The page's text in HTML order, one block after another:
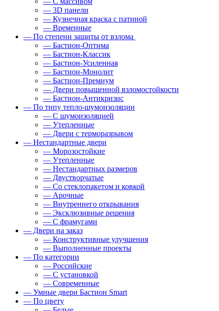
— 3D панели
— Кузнечная краска с патиной
— Временные
— По степени защиты от взлома
— Бастион-Оптима
— Бастион-Классик
— Бастион-Усиленная
— Бастион-Монолит
— Бастион-Премиум
— Двери повышенной взломостойкости
— Бастион-Антикризис
— По типу тепло-шумоизоляции
— С шумоизоляцией
— Утепленные
— Двери с терморазрывом
— Нестандартные двери
— Морозостойкие
— Утепленные
— Нестандартных размеров
— Двустворчатые
— Со стеклопакетом и ковкой
— Арочные
— Внутреннего открывания
— Эксклюзивные решения
— С фрамугами
— Двери на заказ
— Конструктивные улучшения
— Выполненные проекты
— По категории
— Российские
— С установкой
— Современные
— Умные двери Бастион Smart
— По цвету